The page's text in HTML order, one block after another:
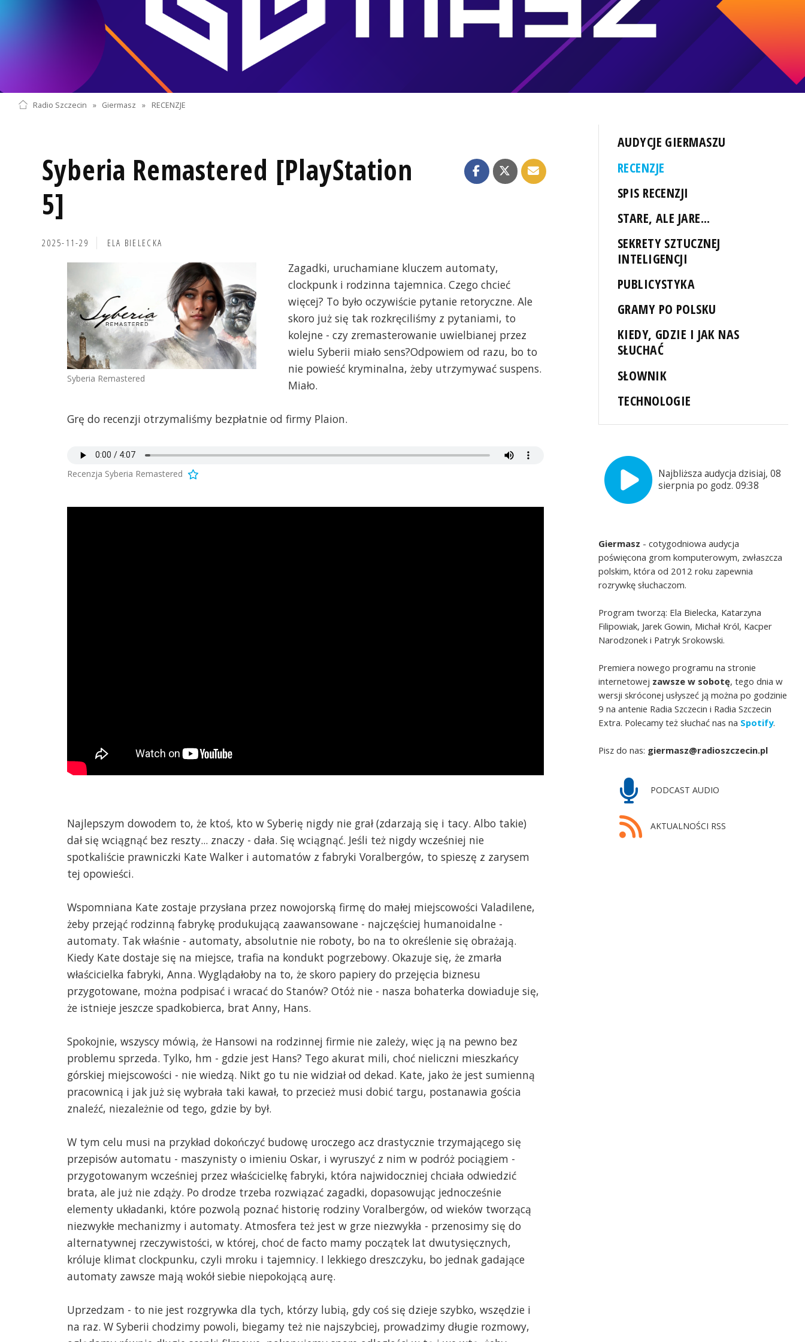
Radio Szczecin » Giermasz » RECENZJE
Syberia Remastered [PlayStation
5]
2025-11-29 ELA BIELECKA
Syberia Remastered
Zagadki, uruchamiane kluczem automaty,
clockpunk i rodzinna tajemnica. Czego chcieć
więcej? To było oczywiście pytanie retoryczne. Ale
skoro już się tak rozkręciliśmy z pytaniami, to
kolejne - czy zremasterowanie uwielbianej przez
wielu Syberii miało sens?Odpowiem od razu, bo to
nie powieść kryminalna, żeby utrzymywać suspens.
Miało.
Grę do recenzji otrzymaliśmy bezpłatnie od firmy Plaion.
Recenzja Syberia Remastered
Najlepszym dowodem to, że ktoś, kto w Syberię nigdy nie grał (zdarzają się i tacy. Albo takie)
dał się wciągnąć bez reszty... znaczy - dała. Się wciągnąć. Jeśli też nigdy wcześniej nie
spotkaliście prawniczki Kate Walker i automatów z fabryki Voralbergów, to spieszę z zarysem
tej opowieści.
Wspomniana Kate zostaje przysłana przez nowojorską firmę do małej miejscowości Valadilene,
żeby przejąć rodzinną fabrykę produkującą zaawansowane - najczęściej humanoidalne -
automaty. Tak właśnie - automaty, absolutnie nie roboty, bo na to określenie się obrażają.
Kiedy Kate dostaje się na miejsce, trafia na kondukt pogrzebowy. Okazuje się, że zmarła
właścicielka fabryki, Anna. Wyglądałoby na to, że skoro papiery do przejęcia biznesu
przygotowane, można podpisać i wracać do Stanów? Otóż nie - nasza bohaterka dowiaduje się,
że istnieje jeszcze spadkobierca, brat Anny, Hans.
Spokojnie, wszyscy mówią, że Hansowi na rodzinnej firmie nie zależy, więc ją na pewno bez
problemu sprzeda. Tylko, hm - gdzie jest Hans? Tego akurat mili, choć nieliczni mieszkańcy
górskiej miejscowości - nie wiedzą. Nikt go tu nie widział od dekad. Kate, jako że jest sumienną
pracownicą i jak już się wybrała taki kawał, to przecież musi dobić targu, postanawia gościa
znaleźć, niezależnie od tego, gdzie by był.
W tym celu musi na przykład dokończyć budowę uroczego acz drastycznie trzymającego się
przepisów automatu - maszynisty o imieniu Oskar, i wyruszyć z nim w podróż pociągiem -
przygotowanym wcześniej przez właścicielkę fabryki, która najwidoczniej chciała odwiedzić
brata, ale już nie zdąży. Po drodze trzeba rozwiązać zagadki, dopasowując jednocześnie
elementy układanki, które pozwolą poznać historię rodziny Voralbergów, od wieków tworzącą
niezwykłe mechanizmy i automaty. Atmosfera też jest w grze niezwykła - przenosimy się do
alternatywnej rzeczywistości, w której, choć de facto mamy początek lat dwutysięcznych,
króluje klimat clockpunku, czyli mroku i tajemnicy. I lekkiego dreszczyku, bo jednak gadające
automaty zawsze mają wokół siebie niepokojącą aurę.
Uprzedzam - to nie jest rozgrywka dla tych, którzy lubią, gdy coś się dzieje szybko, wszędzie i
na raz. W Syberii chodzimy powoli, biegamy też nie najszybciej, prowadzimy długie rozmowy,
AUDYCJE GIERMASZU
RECENZJE
SPIS RECENZJI
STARE, ALE JARE...
SEKRETY SZTUCZNEJ
INTELIGENCJI
PUBLICYSTYKA
GRAMY PO POLSKU
KIEDY, GDZIE I JAK NAS
SŁUCHAĆ
SŁOWNIK
TECHNOLOGIE
Najbliższa audycja dzisiaj, 08
sierpnia po godz. 09:38
Giermasz - cotygodniowa audycja
poświęcona grom komputerowym, zwłaszcza
polskim, która od 2012 roku zapewnia
rozrywkę słuchaczom.
Program tworzą: Ela Bielecka, Katarzyna
Filipowiak, Jarek Gowin, Michał Król, Kacper
Narodzonek i Patryk Srokowski.
Premiera nowego programu na stronie
internetowej zawsze w sobotę, tego dnia w
wersji skróconej usłyszeć ją można po godzinie
9 na antenie Radia Szczecin i Radia Szczecin
Extra. Polecamy też słuchać nas na Spotify.
Pisz do nas: giermasz@radioszczecin.pl
PODCAST AUDIO
AKTUALNOŚCI RSS